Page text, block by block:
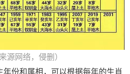
源网络，侵删）
份和属相，可以根据每年的生肖